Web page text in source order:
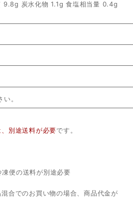
炭水化物 1.1g 食塩相当量 0.4g
。
別途送料が必要です。
凍便の送料が別途必要
合でのお買い物の場合、商品代金が